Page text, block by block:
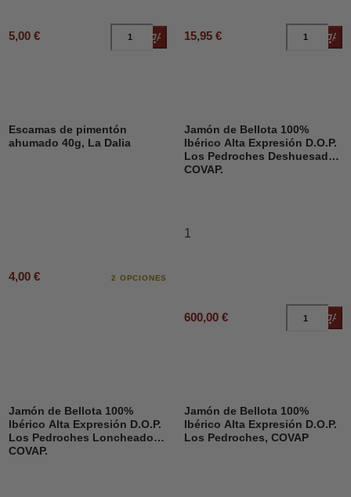
5,00 € Añadir al carrito
15,95 €
Escamas de pimentón
ahumado 40g, La Dalia
4,00 € 2 OPCIONES
Jamón de Bellota 100%
Ibérico Alta Expresión D.O.P.
Los Pedroches Deshuesado,
COVAP.
1
600,00 €
Jamón de Bellota 100%
Ibérico Alta Expresión D.O.P.
Los Pedroches Loncheado,
COVAP.
Jamón de Bellota 100%
Ibérico Alta Expresión D.O.P.
Los Pedroches, COVAP